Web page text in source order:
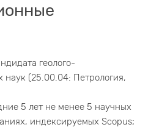
геолого-
наук (25.00.04: Петрология,
5 лет не менее 5 научных
индексируемых Scopus;